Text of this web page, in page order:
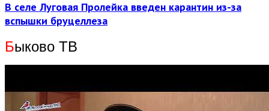
В селе Луговая Пролейка введен карантин из-за
вспышки бруцеллеза
Быково ТВ